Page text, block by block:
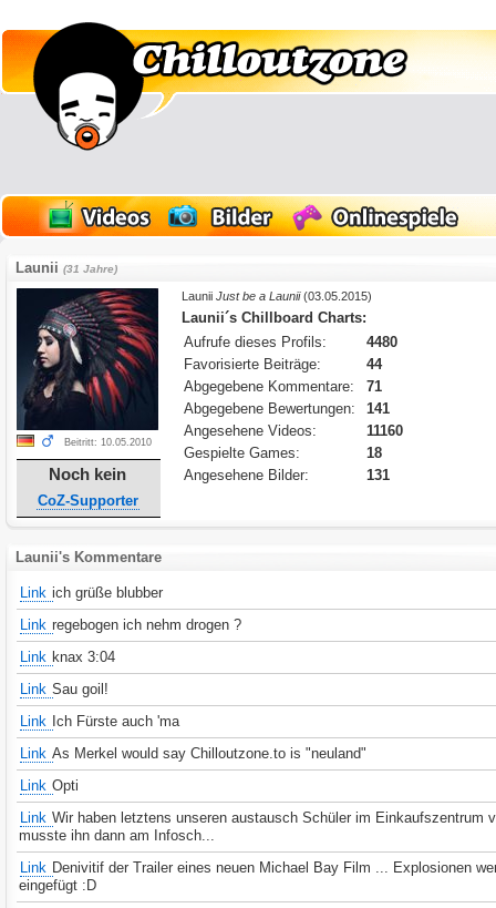
Launii(31 Jahre)
Beitritt: 10.05.2010
Noch kein
CoZ-Supporter
LauniiJust be a Launii(03.05.2015)
Launii´s Chillboard Charts:
Aufrufe dieses Profils:
4480
Favorisierte Beiträge:
44
Abgegebene Kommentare:
71
Abgegebene Bewertungen:
141
Angesehene Videos:
11160
Gespielte Games:
18
Angesehene Bilder:
131
Launii's Kommentare
Link ich grüße blubber
Link regebogen ich nehm drogen ?
Link knax 3:04
Link Sau goil!
Link Ich Fürste auch 'ma
Link As Merkel would say Chilloutzone.to is "neuland"
Link Opti
Link Wir haben letztens unseren austausch Schüler im Einkaufszentrum
musste ihn dann am Infosch...
Link Denivitif der Trailer eines neuen Michael Bay Film ... Explosionen
eingefügt :D